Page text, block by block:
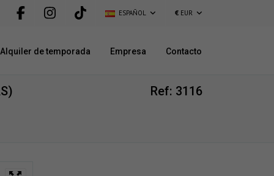
ESPAÑOL € EUR
Alquiler de temporada Empresa Contacto
Ref: 3116